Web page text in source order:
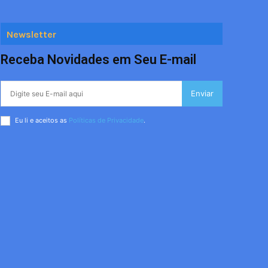
Newsletter
Receba Novidades em Seu E-mail
Enviar
Eu li e aceitos as Políticas de Privacidade.